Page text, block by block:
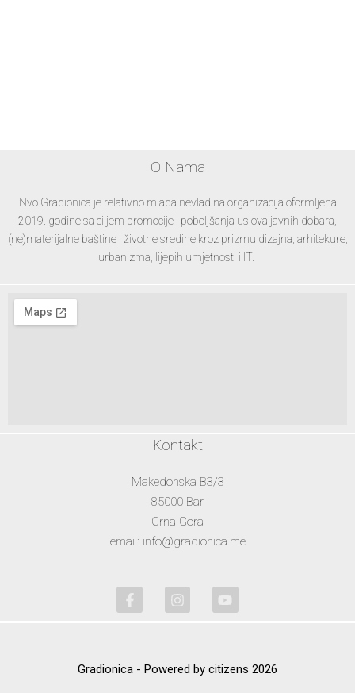
O Nama
Nvo Gradionica je relativno mlada nevladina organizacija oformljena
2019. godine sa ciljem promocije i poboljšanja uslova javnih dobara,
(ne)materijalne baštine i životne sredine kroz prizmu dizajna, arhitekure,
urbanizma, lijepih umjetnosti i IT.
Kontakt
Makedonska B3/3
85000 Bar
Crna Gora
email: info@gradionica.me
Gradionica - Powered by citizens 2026